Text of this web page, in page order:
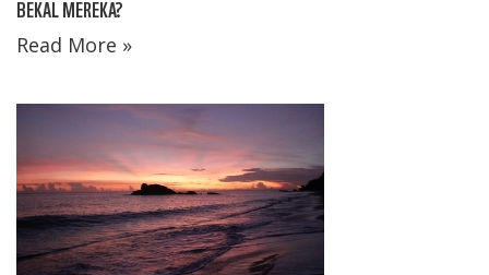
BEKAL MEREKA?
Read More »